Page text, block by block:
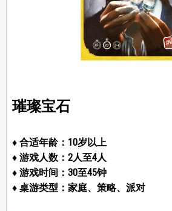
璀璨宝石
♦ 合适年龄：10岁以上
♦ 游戏人数：2人至4人
♦ 游戏时间：30至45钟
♦ 桌游类型：家庭、策略、派对